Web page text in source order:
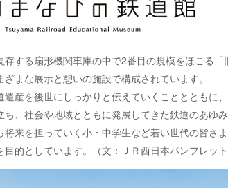
する扇形機関車庫の中で2番目の規模をほこる「
まな展示と憩いの施設で構成されています。
産を後世にしっかりと伝えていくこととともに
、社会や地域とともに発展してきた鉄道のあゆ
来を担っていく小・中学生など若い世代の皆さ
的としています。（文：ＪＲ西日本パンフレット